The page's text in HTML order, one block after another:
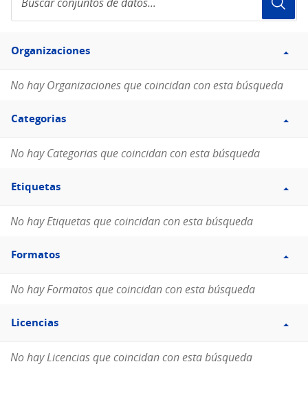
conjuntos
de
Filtro
Organizaciones
Organizaciones
No hay Organizaciones que coincidan con esta búsqueda
Filtro
Categorias
Categorias
No hay Categorias que coincidan con esta búsqueda
Filtro
Etiquetas
Etiquetas
No hay Etiquetas que coincidan con esta búsqueda
Filtro
Formatos
Formatos
No hay Formatos que coincidan con esta búsqueda
Filtro
Licencias
Licencias
No hay Licencias que coincidan con esta búsqueda